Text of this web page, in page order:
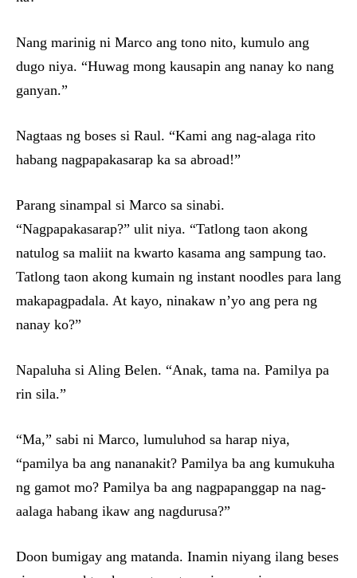
Nang marinig ni Marco ang tono nito, kumulo ang
dugo niya. “Huwag mong kausapin ang nanay ko nang
ganyan.”
Nagtaas ng boses si Raul. “Kami ang nag-alaga rito
habang nagpapakasarap ka sa abroad!”
Parang sinampal si Marco sa sinabi.
“Nagpapakasarap?” ulit niya. “Tatlong taon akong
natulog sa maliit na kwarto kasama ang sampung tao.
Tatlong taon akong kumain ng instant noodles para lang
makapagpadala. At kayo, ninakaw n’yo ang pera ng
nanay ko?”
Napaluha si Aling Belen. “Anak, tama na. Pamilya pa
rin sila.”
“Ma,” sabi ni Marco, lumuluhod sa harap niya,
“pamilya ba ang nananakit? Pamilya ba ang kumukuha
ng gamot mo? Pamilya ba ang nagpapanggap na nag-
aalaga habang ikaw ang nagdurusa?”
Doon bumigay ang matanda. Inamin niyang ilang beses